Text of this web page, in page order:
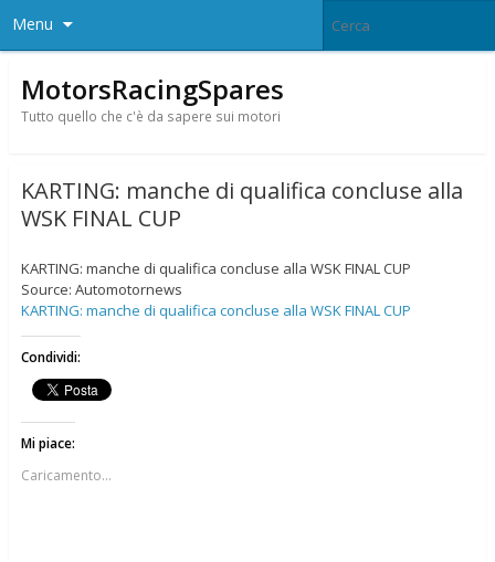
Menu
MotorsRacingSpares
Tutto quello che c'è da sapere sui motori
KARTING: manche di qualifica concluse alla
WSK FINAL CUP
KARTING: manche di qualifica concluse alla WSK FINAL CUP
Source: Automotornews
KARTING: manche di qualifica concluse alla WSK FINAL CUP
Condividi:
Mi piace:
Caricamento...